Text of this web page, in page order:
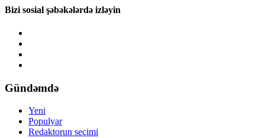
Bizi sosial şəbəkələrdə izləyin
Gündəmdə
Yeni
Populyar
Redaktorun seçimi